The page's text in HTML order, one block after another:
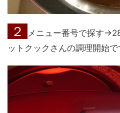
２
メニュー番号で探す
ットクックさんの調理開始